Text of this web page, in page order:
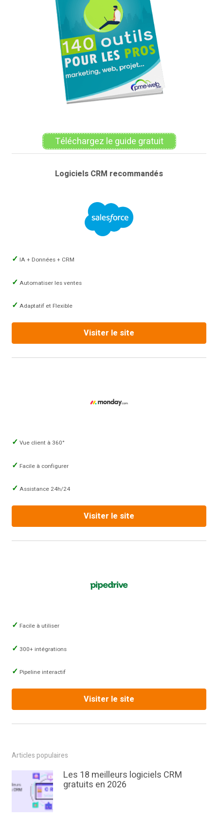
Téléchargez le guide gratuit
Logiciels CRM recommandés
IA + Données + CRM
Automatiser les ventes
Adaptatif et Flexible
Visiter le site
Vue client à 360°
Facile à configurer
Assistance 24h/24
Visiter le site
Facile à utiliser
300+ intégrations
Pipeline interactif
Visiter le site
Articles populaires
Les 18 meilleurs logiciels CRM
gratuits en 2026